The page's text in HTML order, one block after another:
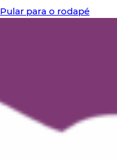
Pular para o rodapé